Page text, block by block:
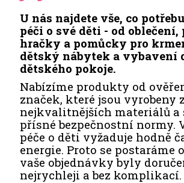
U nás najdete vše, co
péči o své děti - od oblečení,
hračky a pomůcky pro
dětský nábytek a vybavení
dětského pokoje.
Nabízíme produkty od
značek, které jsou vyrobeny z
nejkvalitnějších materiálů a
přísné bezpečnostní normy.
péče o děti vyžaduje hodně
energie. Proto se postaráme
vaše objednávky byly
nejrychleji a bez komplikací.